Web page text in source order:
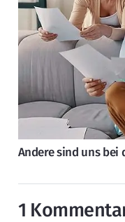
Andere sind uns bei
1